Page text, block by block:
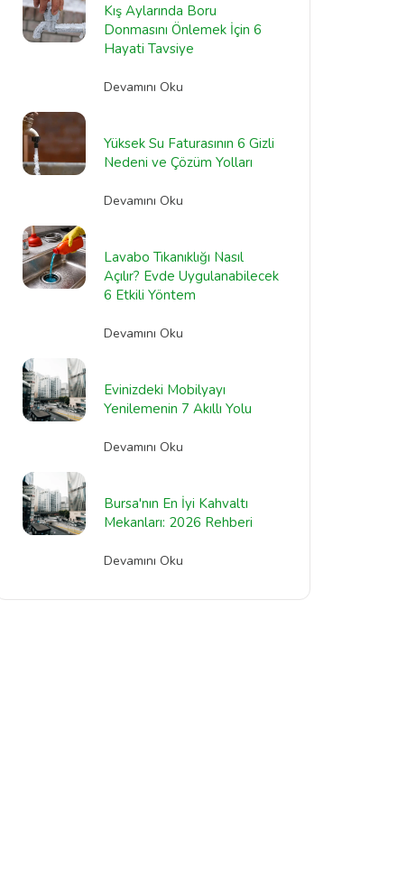
Kış Aylarında Boru
Donmasını Önlemek İçin 6
Hayati Tavsiye
Devamını Oku
Yüksek Su Faturasının 6 Gizli
Nedeni ve Çözüm Yolları
Devamını Oku
Lavabo Tıkanıklığı Nasıl
Açılır? Evde Uygulanabilecek
6 Etkili Yöntem
Devamını Oku
Evinizdeki Mobilyayı
Yenilemenin 7 Akıllı Yolu
Devamını Oku
Bursa'nın En İyi Kahvaltı
Mekanları: 2026 Rehberi
Devamını Oku